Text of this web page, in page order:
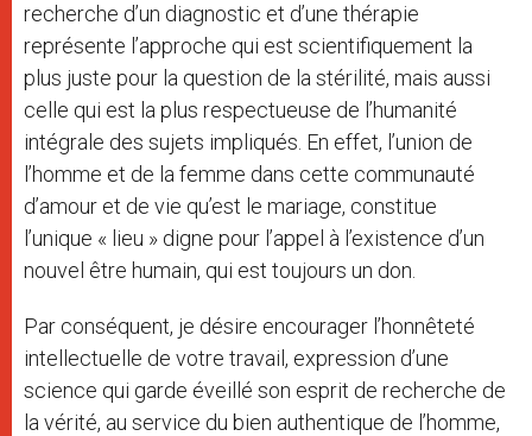
recherche d’un diagnostic et d’une thérapie
représente l’approche qui est scientifiquement la
plus juste pour la question de la stérilité, mais aussi
celle qui est la plus respectueuse de l’humanité
intégrale des sujets impliqués. En effet, l’union de
l’homme et de la femme dans cette communauté
d’amour et de vie qu’est le mariage, constitue
l’unique « lieu » digne pour l’appel à l’existence d’un
nouvel être humain, qui est toujours un don.
Par conséquent, je désire encourager l’honnêteté
intellectuelle de votre travail, expression d’une
science qui garde éveillé son esprit de recherche de
la vérité, au service du bien authentique de l’homme,